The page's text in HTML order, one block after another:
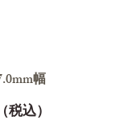
幅
込）